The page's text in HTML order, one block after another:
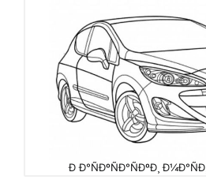
Ð Ð°ÑÐºÑÐ°ÑÐºÐ¸